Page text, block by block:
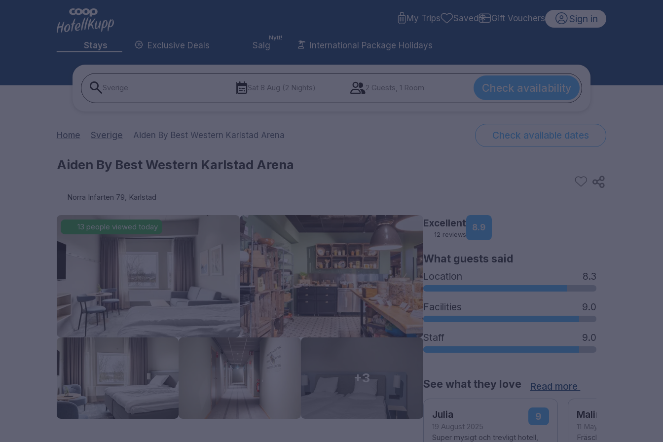
My Trips Saved Gift Vouchers Sign in
Stays Exclusive Deals
Nytt!
Salg International Package Holidays
Sverige Sat 8 Aug (2 Nights) 2 Guests, 1 Room Check availability
Home Sverige Aiden By Best Western Karlstad Arena Check available dates
Aiden By Best Western Karlstad Arena
Norra Infarten 79, Karlstad
13 people viewed today
+3
Excellent
12 reviews
8.9
What guests said
Location 8.3
Facilities 9.0
Staff 9.0
See what they love Read more
Julia
19 August 2025
9
Super mysigt och trevligt hotell,
Malin
11 May 2025
Fräscht & trevligt hotell.